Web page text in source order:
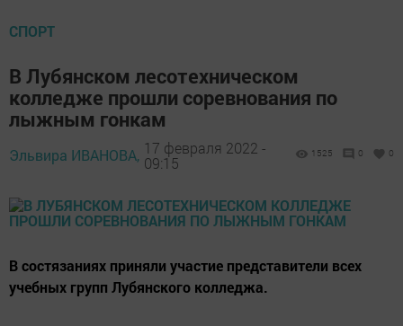
СПОРТ
В Лубянском лесотехническом
колледже прошли соревнования по
лыжным гонкам
Эльвира ИВАНОВА, 17 февраля 2022 -
09:15
1525 0 0
В состязаниях приняли участие представители всех
учебных групп Лубянского колледжа.